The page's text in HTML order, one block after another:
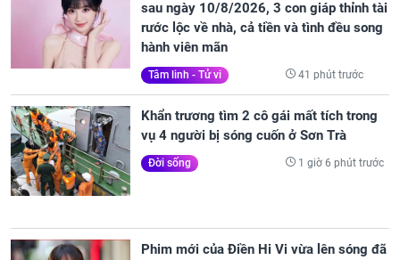
sau ngày 10/8/2026, 3 con giáp thỉnh tài
rước lộc về nhà, cả tiền và tình đều song
hành viên mãn
Tâm linh - Tử vi 41 phút trước
Khẩn trương tìm 2 cô gái mất tích trong
vụ 4 người bị sóng cuốn ở Sơn Trà
Đời sống 1 giờ 6 phút trước
Phim mới của Điền Hi Vi vừa lên sóng đã